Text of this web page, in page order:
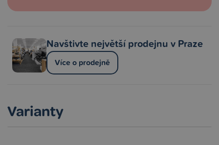
Navštivte největší prodejnu v Praze
Více o prodejně
Varianty